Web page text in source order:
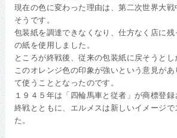
現在の色に変わった理由は、第二次世界大
そうです。
包装紙を調達できなくなり、仕方なく店に
の紙を使用しました。
ところが終戦後、従来の包装紙に戻そうとし
このオレンジ色の印象が強いという意見があ
て使うこととなったのです。
１９４５年は「四輪馬車と従者」が商標登録
終戦とともに、エルメスは新しいイメージで
た。